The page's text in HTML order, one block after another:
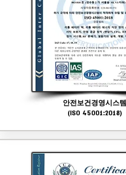
안전보건경영시스템
(ISO 45001:2018)